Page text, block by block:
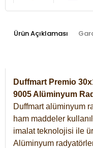
Ürün Açıklaması
Duffmart Premio
9005 Alüminyum
Duffmart alüminyum
ham maddeler
imalat teknolojisi ile
Alüminyum